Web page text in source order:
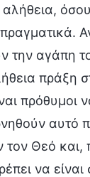
αλήθεια,
την αγάπη
πράξη
πρόθυμοι
αυτό
τον Θεό
να